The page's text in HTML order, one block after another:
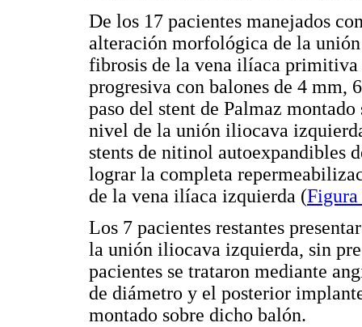
De los 17 pacientes manejados
alteración morfológica de la
fibrosis de la vena ilíaca
progresiva con balones de 4 mm,
paso del stent de Palmaz
nivel de la unión iliocava
stents de nitinol autoexpandibles
lograr la completa
de la vena ilíaca izquierda (
Los 7 pacientes restantes
la unión iliocava izquierda, sin
pacientes se trataron mediante
de diámetro y el posterior
montado sobre dicho balón.